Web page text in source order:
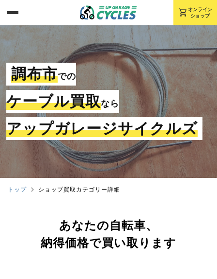
shopping_cart オンライン
ショップ
調布市での
ケーブル買取なら
アップガレージサイクルズ
トップ ショップ買取カテゴリー詳細
あなたの自転車、
納得価格で買い取ります